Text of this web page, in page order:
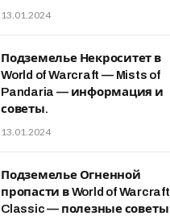
13.01.2024
Подземелье Некроситет в
World of Warcraft — Mists of
Pandaria — информация и
советы.
13.01.2024
Подземелье Огненной
пропасти в World of Warcraft
Classic — полезные советы